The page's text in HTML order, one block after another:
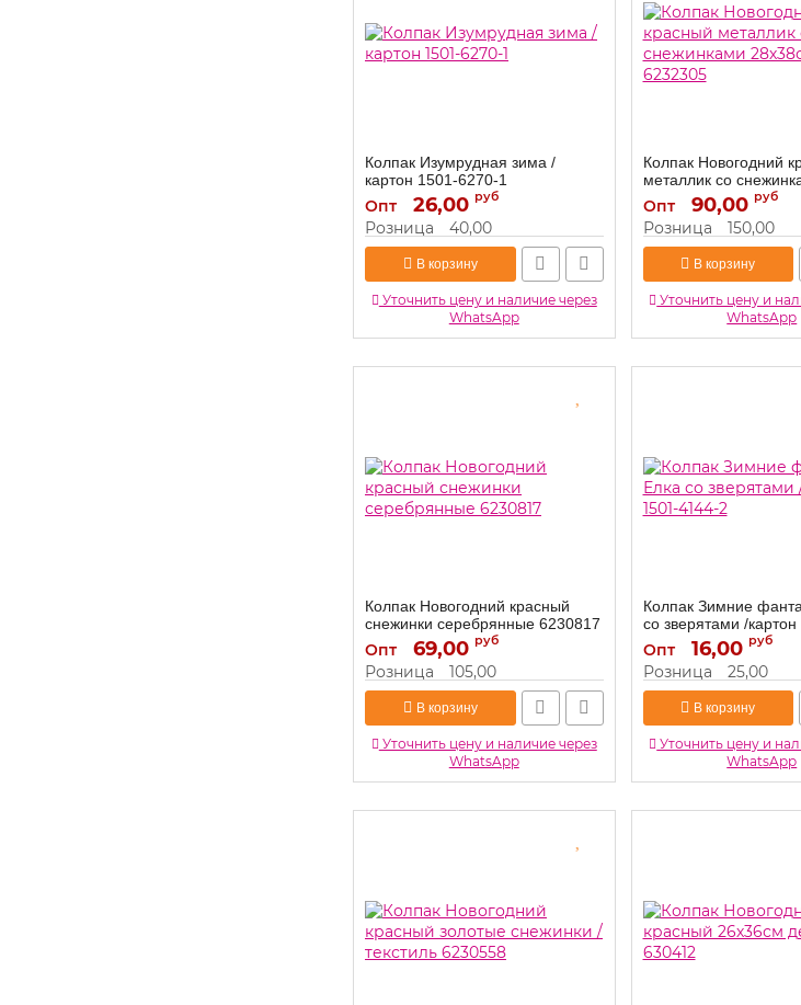
Колпак Изумрудная зима /
картон 1501-6270-1
Артикул: 1501-6270-1
Опт 26,00 руб
Розница 40,00
В корзину
Уточнить цену и наличие через
WhatsApp
Колпак Новогодний
металлик со
28х38см 6232305
6232305
Опт 90,00 руб
Розница 150,00
В корзину
Уточнить цену и
WhatsApp
Колпак Новогодний красный
снежинки серебрянные 6230817
Артикул: 6230817
Опт 69,00 руб
Розница 105,00
В корзину
Уточнить цену и наличие через
WhatsApp
Колпак Зимние
со зверятами /
4144-2
1501-4144-2
Опт 16,00 руб
Розница 25,00
В корзину
Уточнить цену и
WhatsApp